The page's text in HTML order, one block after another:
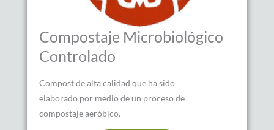
Compostaje Microbiológico
Controlado
Compost de alta calidad que ha sido
elaborado por medio de un proceso de
compostaje aeróbico.